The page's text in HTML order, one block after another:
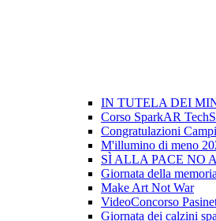
IN TUTELA DEI
Corso SparkAR
Congratulazioni
M'illumino di meno
SÌ ALLA PACE NO
Giornata della
Make Art Not War
VideoConcorso
Giornata dei calzini